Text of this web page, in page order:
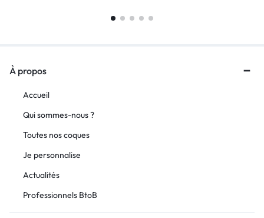
À propos
Accueil
Qui sommes-nous ?
Toutes nos coques
Je personnalise
Actualités
Professionnels BtoB